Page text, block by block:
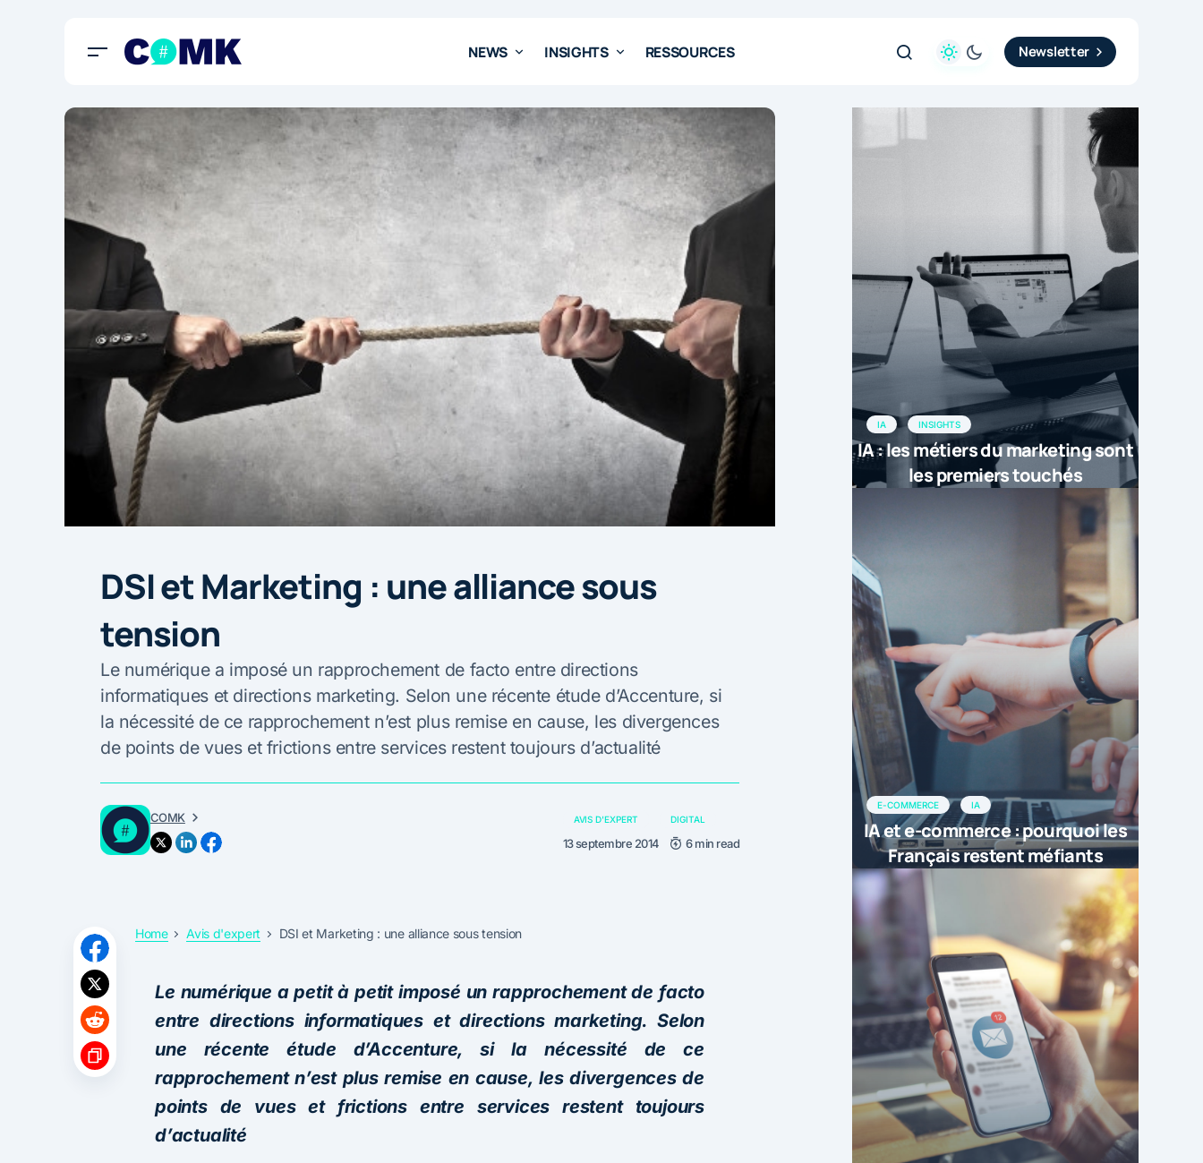
NEWS INSIGHTS RESSOURCES Newsletter
DSI et Marketing : une alliance sous
tension
Le numérique a imposé un rapprochement de facto entre directions
informatiques et directions marketing. Selon une récente étude d’Accenture, si
la nécessité de ce rapprochement n’est plus remise en cause, les divergences
de points de vues et frictions entre services restent toujours d’actualité
COMK AVIS D'EXPERT DIGITAL
13 septembre 2014 6 min read
Home Avis d'expert DSI et Marketing : une alliance sous tension
Le numérique a petit à petit imposé un rapprochement de facto
entre directions informatiques et directions marketing. Selon
une récente étude d’Accenture, si la nécessité de ce
rapprochement n’est plus remise en cause, les divergences de
points de vues et frictions entre services restent toujours
d’actualité
IA INSIGHTS
IA : les métiers du marketing sont
les premiers touchés
E-COMMERCE IA
IA et e-commerce : pourquoi les
Français restent méfiants